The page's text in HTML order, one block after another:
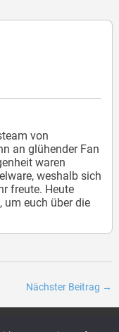
von
an glühender Fan
waren
weshalb sich
freute. Heute
um euch über die
Nächster Beitrag →